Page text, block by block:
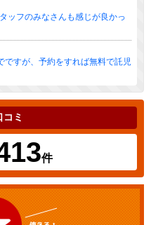
ッフのみなさんも感じが良かっ
ですが、予約をすれば無料で託児
コミ
件